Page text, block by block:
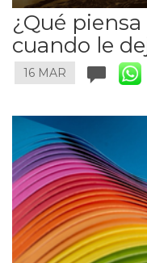
¿Qué
cuando le
16 MAR